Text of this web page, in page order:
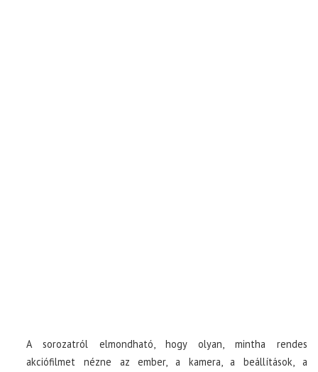
A sorozatról elmondható, hogy olyan, mintha rendes
akciófilmet nézne az ember, a kamera, a beállítások, a